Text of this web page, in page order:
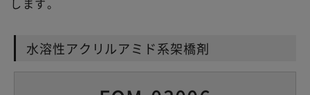
します。
水溶性アクリルアミド系架橋剤